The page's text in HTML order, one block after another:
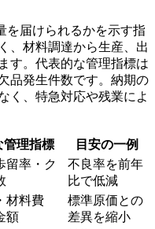
を届けられるかを示す指
、材料調達から生産、出
す。代表的な管理指標は
品発生件数です。納期の
く、特急対応や残業によ
管理指標
目安の一例
留率・ク
不良率を前年
比で低減
材料費
額
標準原価との
差異を縮小